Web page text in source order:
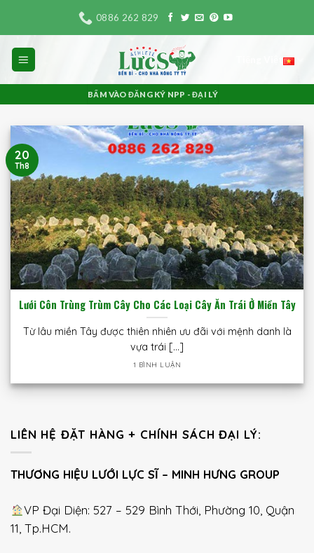
nội
dung
0886 262 829
BẤM VÀO ĐĂNG KÝ NPP - ĐẠI LÝ
Lưới Côn Trùng Trùm Cây Cho Các Loại Cây Ăn Trái Ở Miền Tây
Từ lâu miền Tây được thiên nhiên ưu đãi với mệnh danh là
vựa trái [...]
1 BÌNH LUẬN
20
Th8
LIÊN HỆ ĐẶT HÀNG + CHÍNH SÁCH ĐẠI LÝ:
THƯƠNG HIỆU LƯỚI LỰC SĨ – MINH HƯNG GROUP
VP Đại Diện: 527 – 529 Bình Thới, Phường 10, Quận
11, Tp.HCM.